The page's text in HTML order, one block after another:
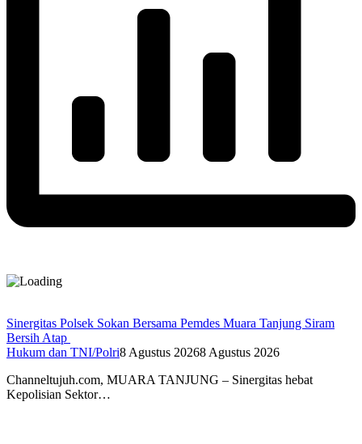
Sinergitas Polsek Sokan Bersama Pemdes Muara Tanjung Siram
Bersih Atap
Hukum dan TNI/Polri8 Agustus 20268 Agustus 2026
Channeltujuh.com, MUARA TANJUNG – Sinergitas hebat
Kepolisian Sektor…